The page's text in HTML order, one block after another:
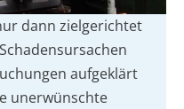
dann zielgerichtet
aufgeklärt
unerwünschte